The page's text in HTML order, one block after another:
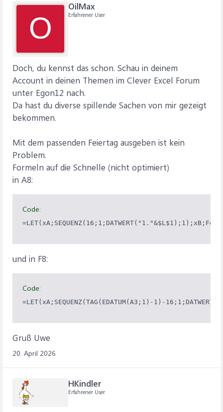
O
OilMax
Erfahrener User
Doch, du kennst das schon. Schau in deinem
Account in deinen Themen im Clever Excel Forum
unter Egon12 nach.
Da hast du diverse spillende Sachen von mir gezeigt
bekommen.
Mit dem passenden Feiertag ausgeben ist kein
Problem.
Formeln auf die Schnelle (nicht optimiert)
in A8:
Code:
und in F8:
Code:
=LET(xA;SEQUENZ(TAG(EDATUM(A3;1)-1)-
Gruß Uwe
20. April 2026
HKindler
Erfahrener User